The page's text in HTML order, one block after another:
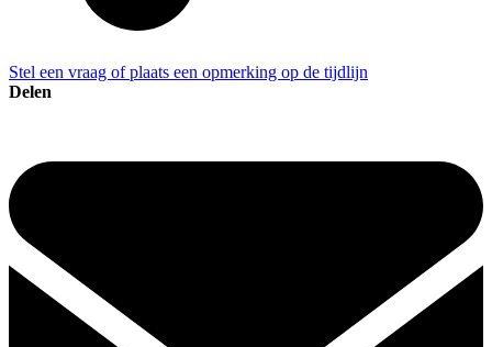
Stel een vraag of plaats een opmerking op de tijdlijn
Delen